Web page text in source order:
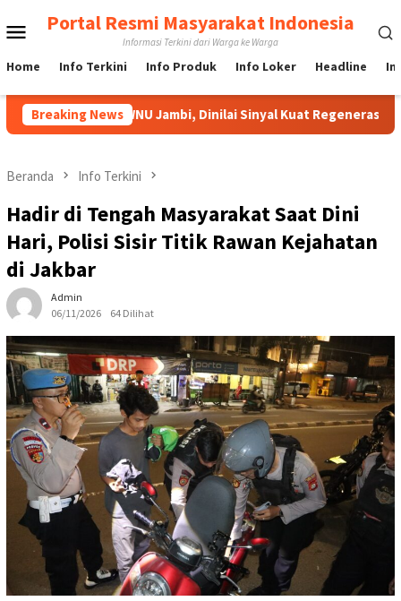
ke
Menu
Mobile
Portal Resmi Masyarakat Indonesia
Informasi Terkini dari Warga ke Warga
Home Info Terkini Info Produk Info Loker Headline
Breaking News
PWNU Jambi, Dinilai Sinyal Kuat Regenerasi
Beranda Info Terkini
Hadir di Tengah Masyarakat Saat Dini
Hari, Polisi Sisir Titik Rawan Kejahatan
di Jakbar
Admin
06/11/2026
64 Dilihat